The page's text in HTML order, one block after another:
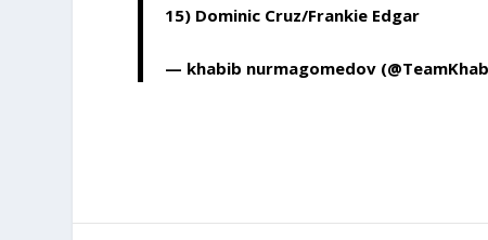
15) Dominic Cruz/Frankie Edgar
— khabib nurmagomedov